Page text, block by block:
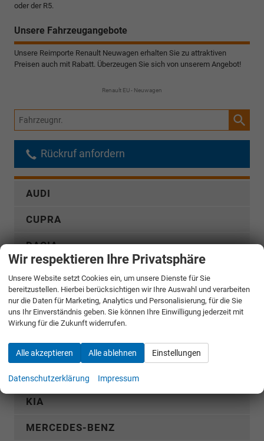
oder der R5.
Unsere Fahrzeugangebote
Unsere Reimporte Renault Neuwagen erhalten Sie zu attraktiven
Preisen auch mit Rabatt. Überzeugen Sie sich von unserem Angebot!
Renault EU - Neuwagen
Fahrzeugnr.
Rückruf anfordern
AUDI
CUPRA
DACIA
FORD
GWM
HYUNDAI
KGM
KIA
MERCEDES-BENZ
Wir respektieren Ihre Privatsphäre
Unsere Website setzt Cookies ein, um unsere Dienste für Sie
bereitzustellen. Hierbei berücksichtigen wir Ihre Auswahl und verarbeiten
nur die Daten für Marketing, Analytics und Personalisierung, für die Sie
uns Ihr Einverständnis geben. Sie können Ihre Einwilligung jederzeit mit
Wirkung für die Zukunft widerrufen.
Alle akzeptieren Alle ablehnen Einstellungen
Datenschutzerklärung Impressum